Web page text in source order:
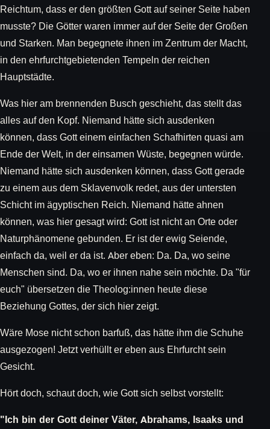
Reichtum, dass er den größten Gott auf seiner Seite haben
musste? Die Götter waren immer auf der Seite der Großen
und Starken. Man begegnete ihnen im Zentrum der Macht,
in den ehrfurchtgebietenden Tempeln der reichen
Hauptstädte.
Was hier am brennenden Busch geschieht, das stellt das
alles auf den Kopf. Niemand hätte sich ausdenken
können, dass Gott einem einfachen Schafhirten quasi am
Ende der Welt, in der einsamen Wüste, begegnen würde.
Niemand hätte sich ausdenken können, dass Gott gerade
zu einem aus dem Sklavenvolk redet, aus der untersten
Schicht im ägyptischen Reich. Niemand hätte ahnen
können, was hier gesagt wird: Gott ist nicht an Orte oder
Naturphänomene gebunden. Er ist der ewig Seiende,
einfach da, weil er da ist. Aber eben: Da. Da, wo seine
Menschen sind. Da, wo er ihnen nahe sein möchte. Da "für
euch" übersetzen die Theolog:innen heute diese
Beziehung Gottes, der sich hier zeigt.
Wäre Mose nicht schon barfuß, das hätte ihm die Schuhe
ausgezogen! Jetzt verhüllt er eben aus Ehrfurcht sein
Gesicht.
Hört doch, schaut doch, wie Gott sich selbst vorstellt:
"Ich bin der Gott deiner Väter, Abrahams, Isaaks und